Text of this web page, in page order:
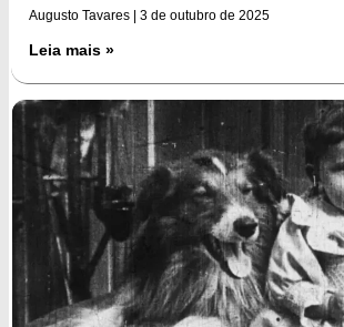
Augusto Tavares 3 de outubro de 2025
Leia mais »